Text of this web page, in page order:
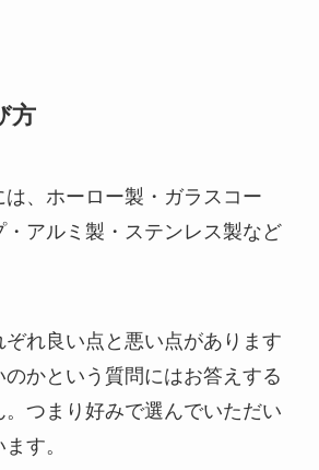
方
は、ホーロー製・ガラスコー
・アルミ製・ステンレス製など
ぞれ良い点と悪い点があります
かという質問にはお答えする
。つまり好みで選んでいただい
す。